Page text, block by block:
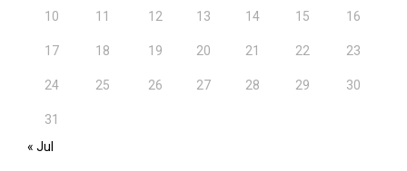
10 11 12 13 14 15 16
17 18 19 20 21 22 23
24 25 26 27 28 29 30
31
« Jul